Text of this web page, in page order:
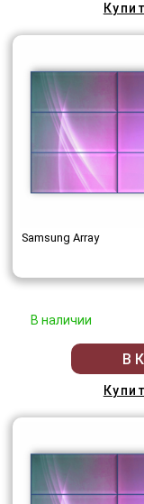
Samsung Array
В наличии
В